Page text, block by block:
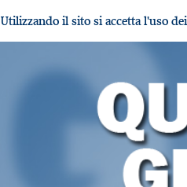
Utilizzando il sito si accetta l'uso